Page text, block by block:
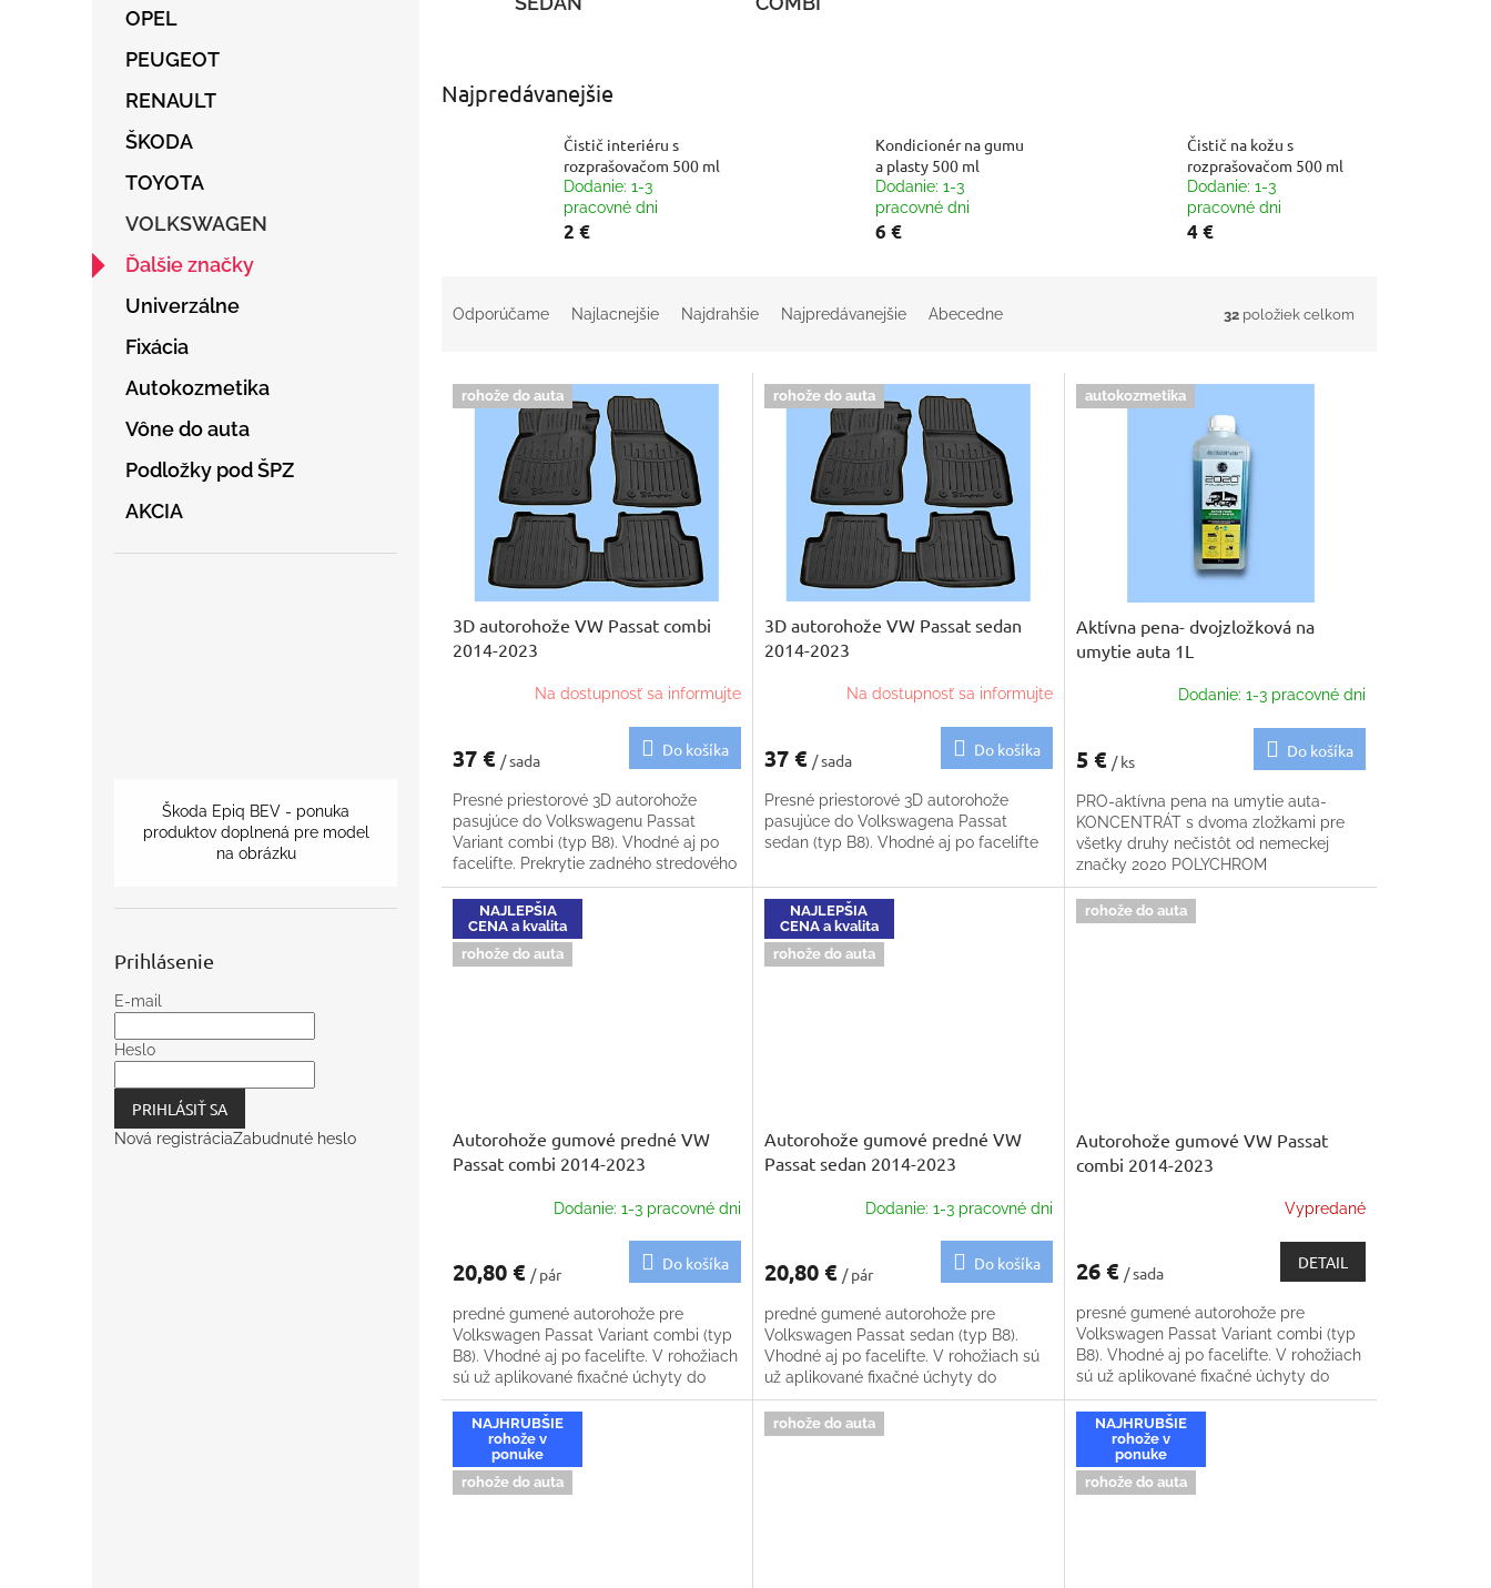
OPEL
PEUGEOT
RENAULT
ŠKODA
TOYOTA
VOLKSWAGEN
Ďalšie značky
Univerzálne
Fixácia
Autokozmetika
Vône do auta
Podložky pod ŠPZ
AKCIA
Škoda Epiq BEV - ponuka
produktov doplnená pre model
na obrázku
Prihlásenie
E-mail
Heslo
PRIHLÁSIŤ SA
Nová registráciaZabudnuté heslo
Najpredávanejšie
Čistič interiéru s
rozprašovačom 500 ml
Dodanie: 1-3
pracovné dni
2 €
Kondicionér na gumu
a plasty 500 ml
Dodanie: 1-3
pracovné dni
6 €
Čistič na kožu s
rozprašovačom 500 ml
Dodanie: 1-3
pracovné dni
4 €
Odporúčame Najlacnejšie Najdrahšie Najpredávanejšie Abecedne 32 položiek celkom
V rohože do auta
3D autorohože VW Passat combi
2014-2023
Na dostupnosť sa informujte
37 € / sada
Do košíka
Presné priestorové 3D autorohože
pasujúce do Volkswagenu Passat
Variant combi (typ B8). Vhodné aj po
facelifte. Prekrytie zadného stredového
tunela zdarma
rohože do auta
3D autorohože VW Passat sedan
2014-2023
Na dostupnosť sa informujte
37 € / sada
Do košíka
Presné priestorové 3D autorohože
pasujúce do Volkswagena Passat
sedan (typ B8). Vhodné aj po facelifte
autokozmetika
Aktívna pena- dvojzložková na
umytie auta 1L
Dodanie: 1-3 pracovné dni
5 € / ks
Do košíka
PRO-aktívna pena na umytie auta-
KONCENTRÁT s dvoma zložkami pre
všetky druhy nečistôt od nemeckej
značky 2020 POLYCHROM
NAJLEPŠIA
CENA a kvalita
rohože do auta
Autorohože gumové predné VW
Passat combi 2014-2023
Dodanie: 1-3 pracovné dni
20,80 € / pár
Do košíka
predné gumené autorohože pre
Volkswagen Passat Variant combi (typ
B8). Vhodné aj po facelifte. V rohožiach
sú už aplikované fixačné úchyty do
podlahy
NAJLEPŠIA
CENA a kvalita
rohože do auta
Autorohože gumové predné VW
Passat sedan 2014-2023
Dodanie: 1-3 pracovné dni
20,80 € / pár
Do košíka
predné gumené autorohože pre
Volkswagen Passat sedan (typ B8).
Vhodné aj po facelifte. V rohožiach sú
už aplikované fixačné úchyty do
podlahy
rohože do auta
Autorohože gumové VW Passat
combi 2014-2023
Vypredané
26 € / sada
DETAIL
presné gumené autorohože pre
Volkswagen Passat Variant combi (typ
B8). Vhodné aj po facelifte. V rohožiach
sú už aplikované fixačné úchyty do
podlahy
NAJHRUBŠIE
rohože v
ponuke
rohože do auta
rohože do auta
NAJHRUBŠIE
rohože v
ponuke
rohože do auta